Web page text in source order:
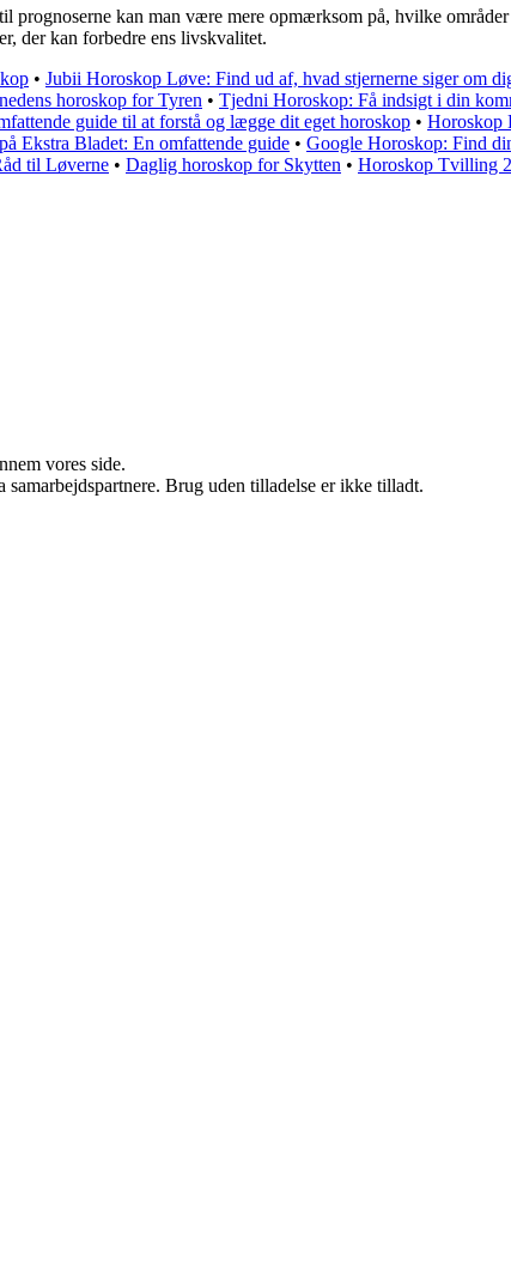
prognoserne kan man være mere opmærksom på, hvilke
der kan forbedre ens livskvalitet.
• Jubii Horoskop Løve: Find ud af, hvad stjernerne siger om
horoskop for Tyren • Tjedni Horoskop: Få indsigt i din
guide til at forstå og lægge dit eget horoskop • Horoskop
Ekstra Bladet: En omfattende guide • Google Horoskop: Find
til Løverne • Daglig horoskop for Skytten • Horoskop Tvilling
vores side.
Brug uden tilladelse er ikke tilladt.